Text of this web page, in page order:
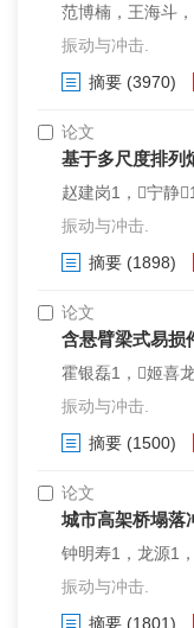
范博楠，王海斗
振动与冲击.
摘要 (3970)
论文
基于多尺度排列
赵建岗1，宁静
振动与冲击.
摘要 (1898)
论文
含悬臂梁式易损
霍银磊1，姬喜
振动与冲击.
摘要 (1500)
论文
城市高架桥塌落
钟明寿1，龙源1
振动与冲击.
摘要 (1801)